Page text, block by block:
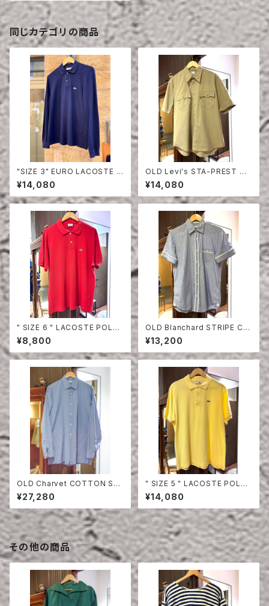
同じカテゴリの商品
"SIZE 3" EURO LACOSTE P
OLO SHIRT LONG SLEEVE
¥14,080
OLD Levi's STA-PREST HA
LF SLEEVE SHIRT
¥14,080
" SIZE 6 " LACOSTE POLO
SHIRT RED
¥8,800
OLD Blanchard STRIPE CO
TTON HALF SLEEVE SHIRT
¥13,200
OLD Charvet COTTON SHI
RT
¥27,280
" SIZE 5 " LACOSTE POLO
SHIRT YELLOW
¥14,080
その他の商品